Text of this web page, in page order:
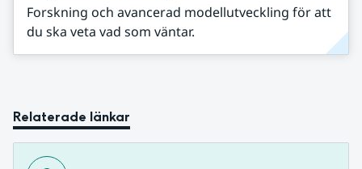
Forskning och avancerad modellutveckling för att
du ska veta vad som väntar.
Relaterade länkar